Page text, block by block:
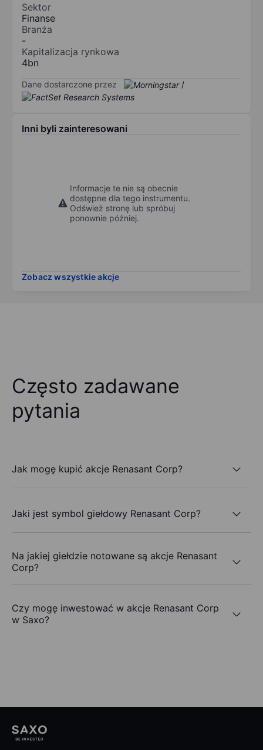
Sektor
Finanse
Branża
-
Kapitalizacja rynkowa
4bn
Dane dostarczone przez /
Inni byli zainteresowani
Informacje te nie są obecnie
dostępne dla tego instrumentu.
Odśwież stronę lub spróbuj
ponownie później.
Zobacz wszystkie akcje
Często zadawane
pytania
Jak mogę kupić akcje Renasant Corp?
Jaki jest symbol giełdowy Renasant Corp?
Na jakiej giełdzie notowane są akcje Renasant
Corp?
Czy mogę inwestować w akcje Renasant Corp
w Saxo?